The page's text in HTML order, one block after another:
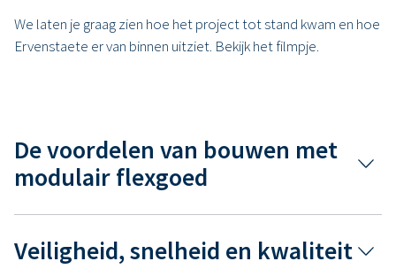
We laten je graag zien hoe het project tot stand kwam en hoe
Ervenstaete er van binnen uitziet. Bekijk het filmpje.
De voordelen van bouwen met
modulair flexgoed
Veiligheid, snelheid en kwaliteit